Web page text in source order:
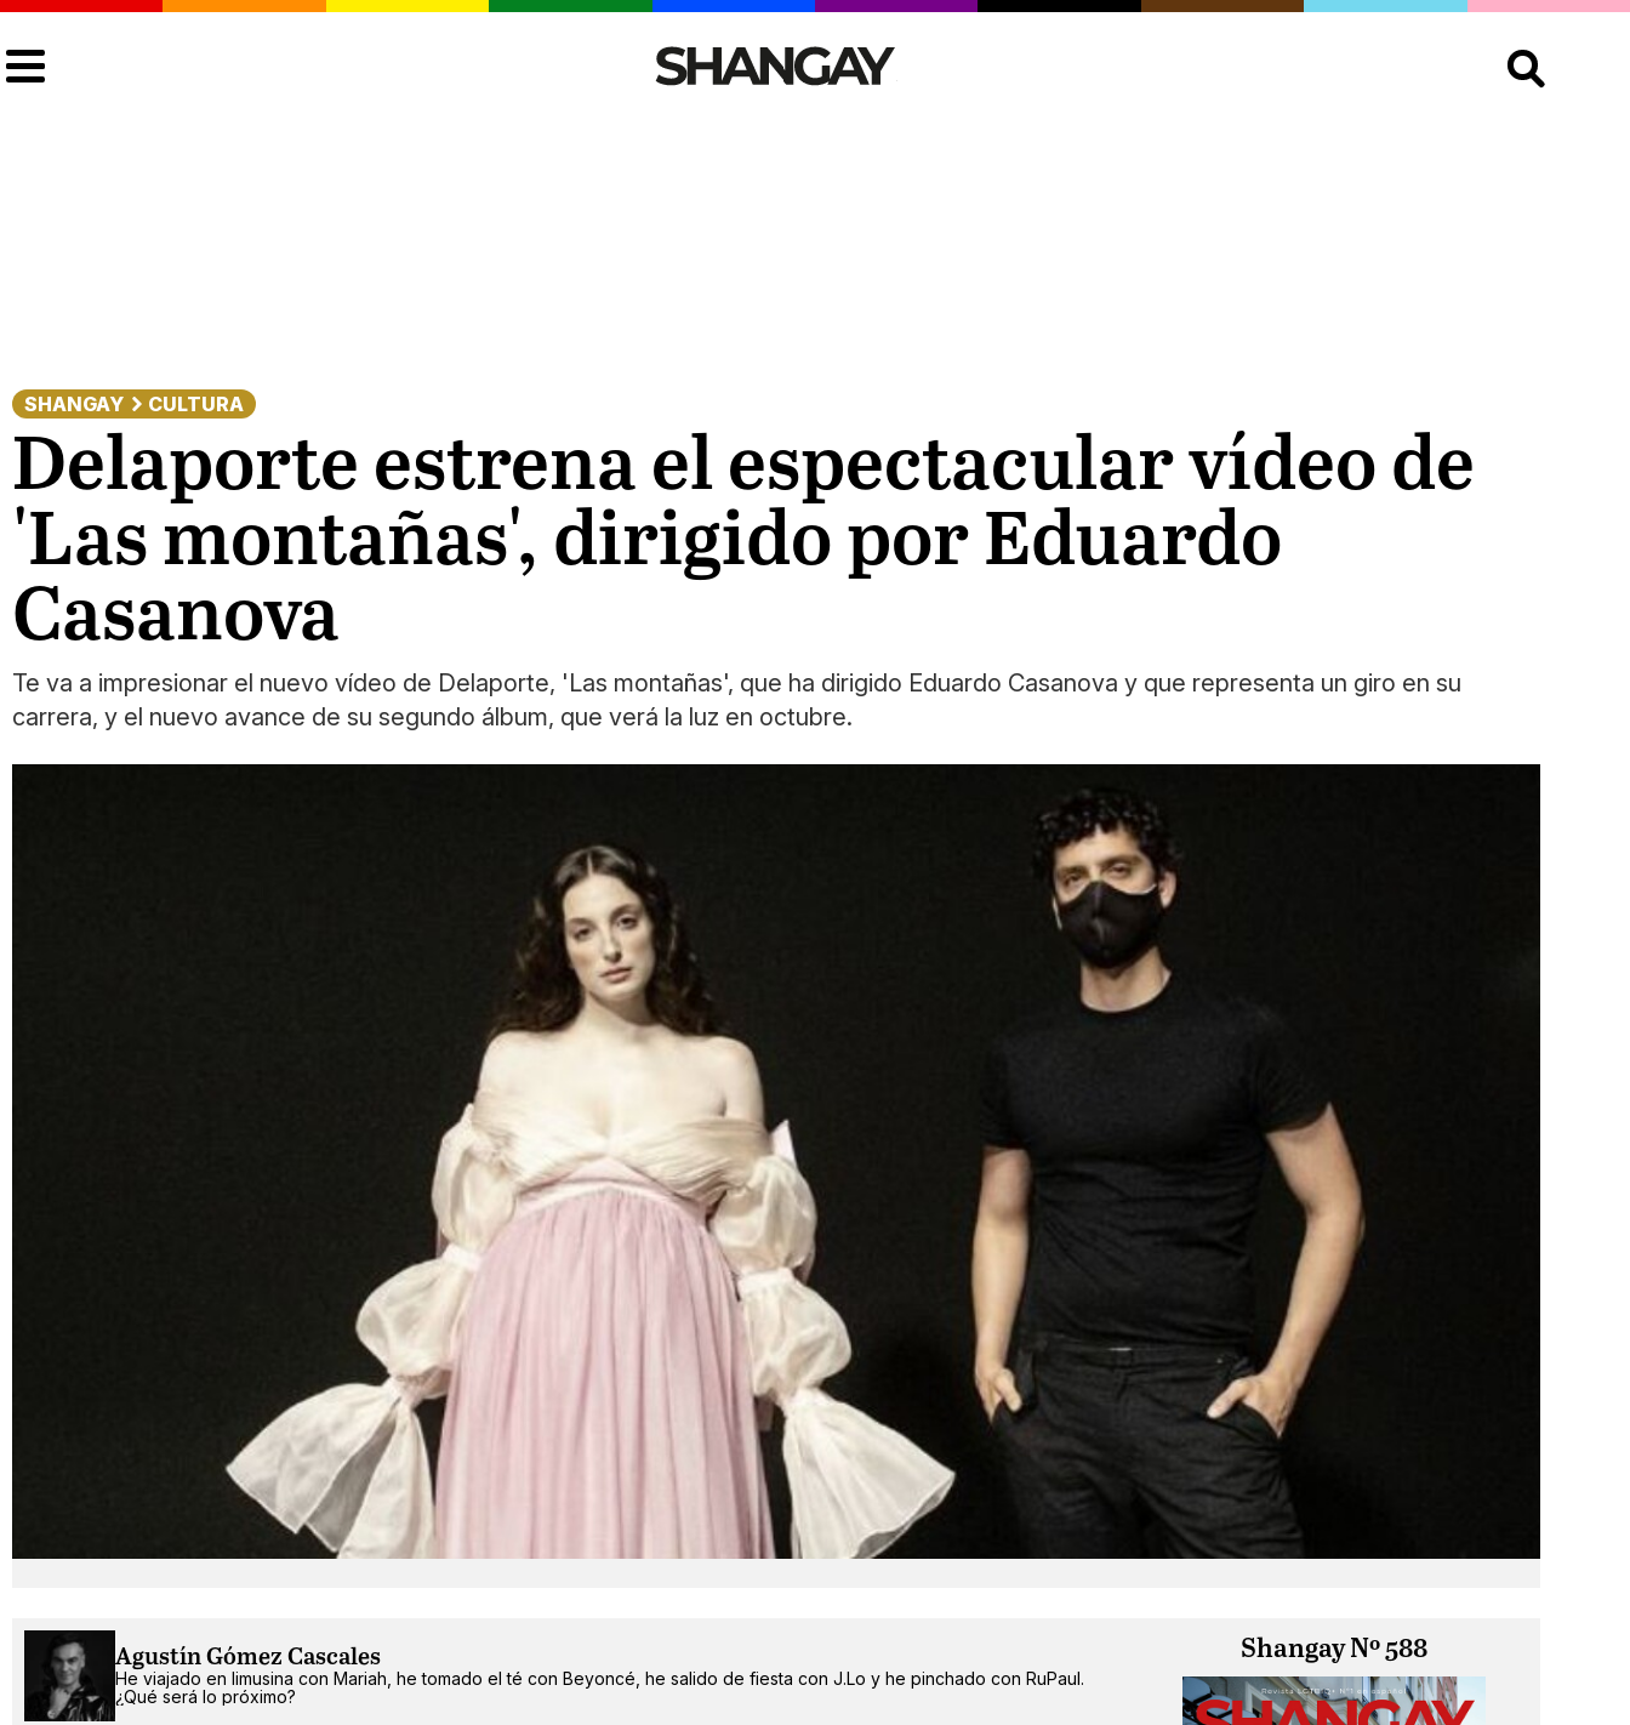
Buscar:
SHANGAY CULTURA
Delaporte estrena el espectacular vídeo de
'Las montañas', dirigido por Eduardo
Casanova
Te va a impresionar el nuevo vídeo de Delaporte, 'Las montañas', que ha dirigido Eduardo Casanova y que representa un giro en su
carrera, y el nuevo avance de su segundo álbum, que verá la luz en octubre.
Agustín Gómez Cascales
He viajado en limusina con Mariah, he tomado el té con Beyoncé, he salido de fiesta con J.Lo y he pinchado con RuPaul.
¿Qué será lo próximo?
Shangay Nº 588